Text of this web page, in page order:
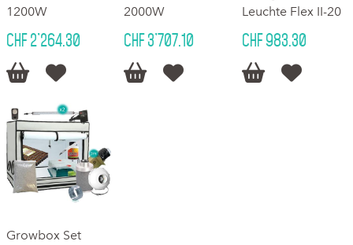
1200W
CHF 2'264.30
 
2000W
CHF 3'707.10
 
Leuchte Flex II-20
CHF 983.30
 
Growbox Set